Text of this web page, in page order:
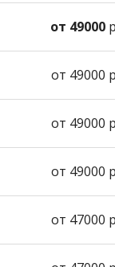
от 49000
от 49000
от 49000
от 49000
от 47000